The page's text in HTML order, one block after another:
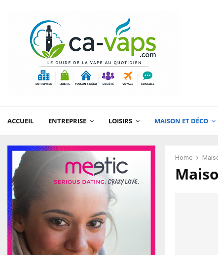
ACCUEIL ENTREPRISE LOISIRS MAISON ET DÉCO
Home